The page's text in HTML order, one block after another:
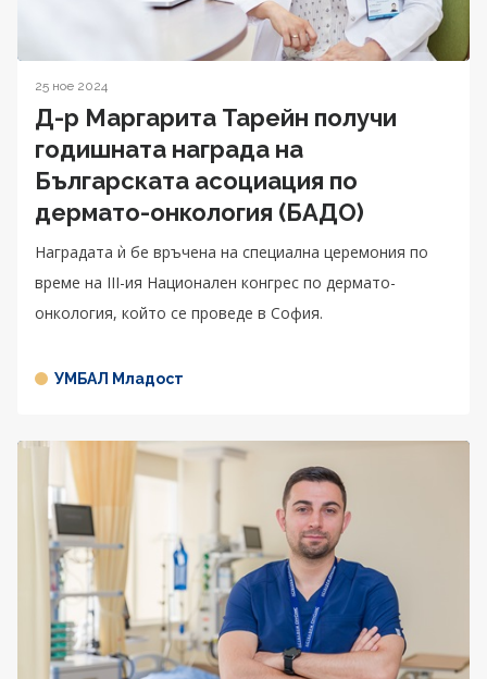
25 ное 2024
Д-р Маргарита Тарейн получи
годишната награда на
Българската асоциация по
дермато-онкология (БАДО)
Наградата ѝ бе връчена на специална церемония по
време на III-ия Национален конгрес по дермато-
онкология, който се проведе в София.
УМБАЛ Младост